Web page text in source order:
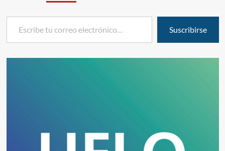
Escribe tu correo electrónico…
Suscribirse